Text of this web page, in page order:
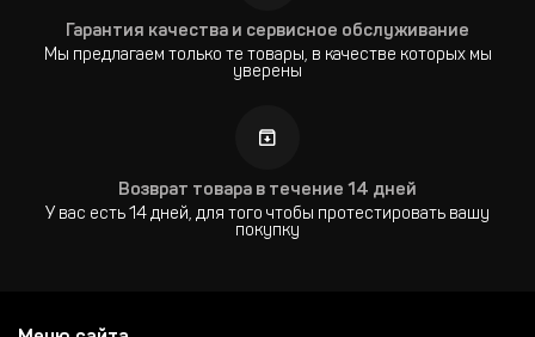
Гарантия качества и сервисное обслуживание
Мы предлагаем только те товары, в качестве которых мы
уверены
Возврат товара в течение 14 дней
У вас есть 14 дней, для того чтобы протестировать вашу
покупку